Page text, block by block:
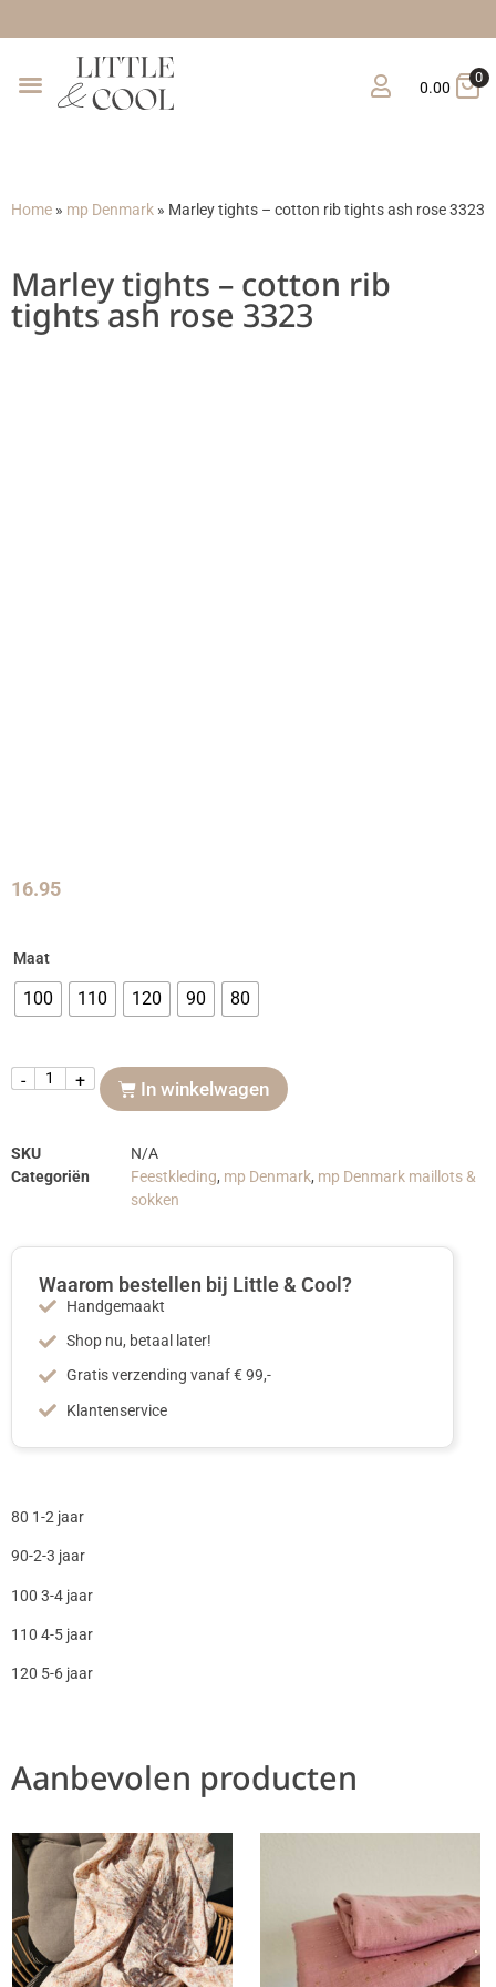
0.00
0
Home » mp Denmark » Marley tights – cotton rib tights ash rose 3323
Marley tights – cotton rib
tights ash rose 3323
16.95
Maat
100 110 120 90 80
- + In winkelwagen
SKU
N/A
Categoriën
Feestkleding, mp Denmark, mp Denmark maillots &
sokken
Waarom bestellen bij Little & Cool?
Handgemaakt
Shop nu, betaal later!
Gratis verzending vanaf € 99,-
Klantenservice
80 1-2 jaar
90-2-3 jaar
100 3-4 jaar
110 4-5 jaar
120 5-6 jaar
Aanbevolen producten